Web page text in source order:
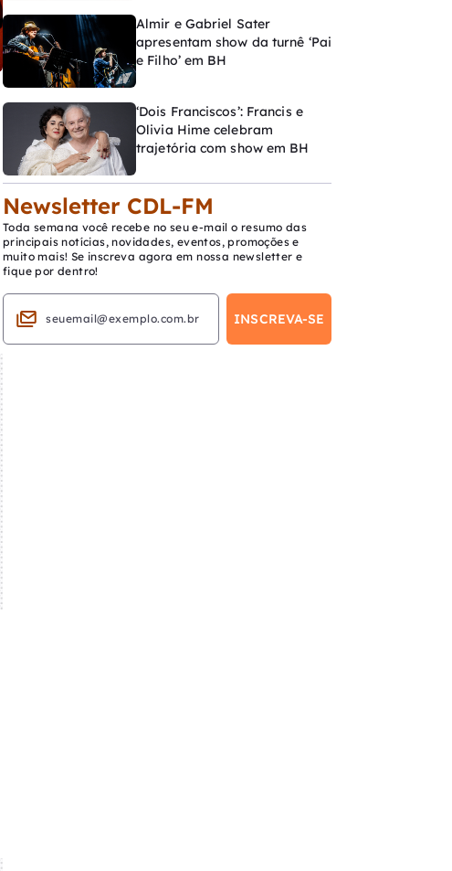
Almir e Gabriel Sater
apresentam show da turnê ‘Pai
e Filho’ em BH
‘Dois Franciscos’: Francis e
Olivia Hime celebram
trajetória com show em BH
Newsletter CDL-FM
Toda semana você recebe no seu e-mail o resumo das
principais notícias, novidades, eventos, promoções e
muito mais! Se inscreva agora em nossa newsletter e
fique por dentro!